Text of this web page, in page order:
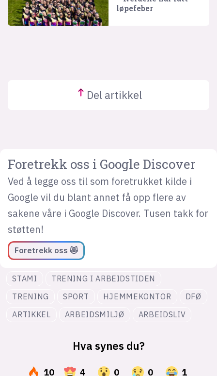
løpefeber
Del artikkel
Foretrekk oss i Google Discover
Ved å legge oss til som foretrukket kilde i
Google vil du blant annet få opp flere av
sakene våre i Google Discover. Tusen takk for
støtten!
Foretrekk oss 😻
STAMI
TRENING I ARBEIDSTIDEN
TRENING
SPORT HJEMMEKONTOR
DFØ
ARTIKKEL
ARBEIDSMILJØ ARBEIDSLIV